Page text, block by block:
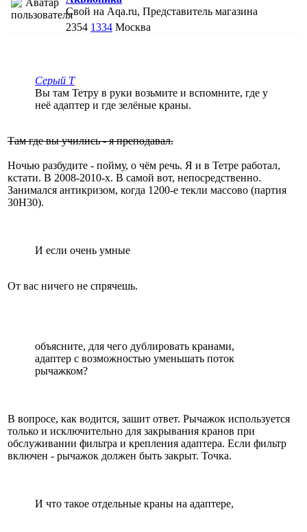
Свой на Aqa.ru, Представитель магазина
2354 1334 Москва
Серый Т
Вы там Тетру в руки возьмите и вспомните, где у
неё адаптер и где зелёные краны.
Там где вы учились - я преподавал.
Ночью разбудите - пойму, о чём речь. Я и в Тетре работал,
кстати. В 2008-2010-х. В самой вот, непосредственно.
Занимался антикризом, когда 1200-е текли массово (партия
30H30).
И если очень умные
От вас ничего не спрячешь.
объясните, для чего дублировать кранами,
адаптер с возможностью уменьшать поток
рычажком?
В вопросе, как водится, зашит ответ. Рычажок используется
только и исключительно для закрывания кранов при
обслуживании фильтра и крепления адаптера. Если фильтр
включен - рычажок должен быть закрыт. Точка.
И что такое отдельные краны на адаптере,